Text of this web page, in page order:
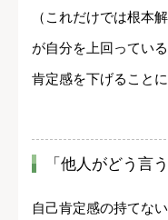
（これだけでは根
が自分を上回ってい
肯定感を下げること
「他人がどう言
自己肯定感の持てな